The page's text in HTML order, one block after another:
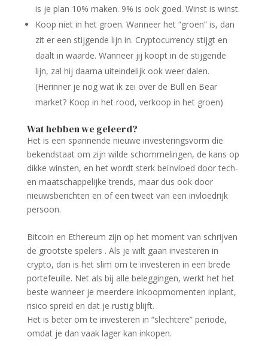
is je plan 10% maken. 9% is ook goed. Winst is winst.
Koop niet in het groen. Wanneer het “groen” is, dan
zit er een stijgende lijn in. Cryptocurrency stijgt en
daalt in waarde. Wanneer jij koopt in de stijgende
lijn, zal hij daarna uiteindelijk ook weer dalen.
(Herinner je nog wat ik zei over de Bull en Bear
market? Koop in het rood, verkoop in het groen)
Wat hebben we geleerd?
Het is een spannende nieuwe investeringsvorm die
bekendstaat om zijn wilde schommelingen, de kans op
dikke winsten, en het wordt sterk beïnvloed door tech-
en maatschappelijke trends, maar dus ook door
nieuwsberichten en of een tweet van een invloedrijk
persoon.
Bitcoin en Ethereum zijn op het moment van schrijven
de grootste spelers . Als je wilt gaan investeren in
crypto, dan is het slim om te investeren in een brede
portefeuille. Net als bij alle beleggingen, werkt het het
beste wanneer je meerdere inkoopmomenten inplant,
risico spreid en dat je rustig blijft.
Het is beter om te investeren in “slechtere” periode,
omdat je dan vaak lager kan inkopen.